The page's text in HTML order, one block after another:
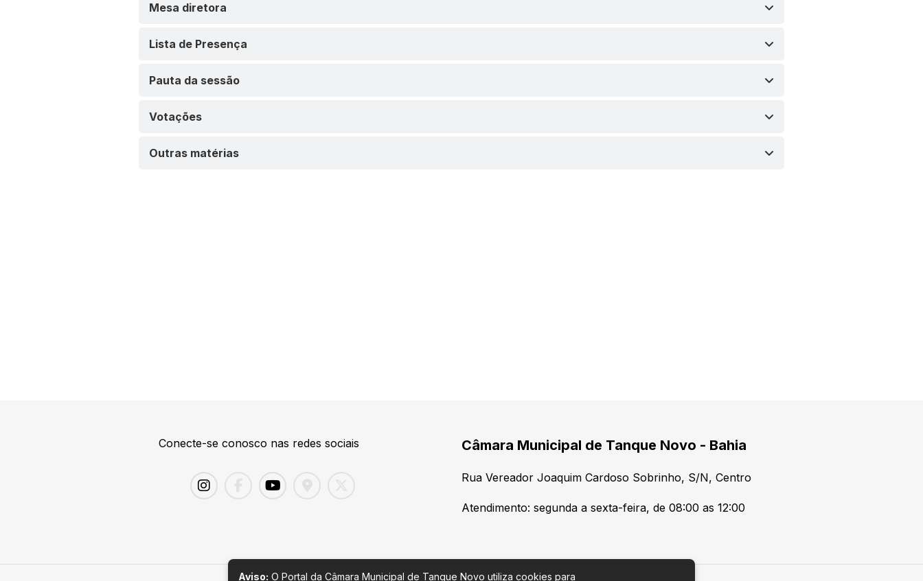
Mesa diretora
Lista de Presença
Pauta da sessão
Votações
Outras matérias
Conecte-se conosco nas redes sociais Câmara Municipal de Tanque Novo - Bahia
Rua Vereador Joaquim Cardoso Sobrinho, S/N, Centro
Atendimento: segunda a sexta-feira, de 08:00 as 12:00
Aviso: O Portal da Câmara Municipal de Tanque Novo utiliza cookies para